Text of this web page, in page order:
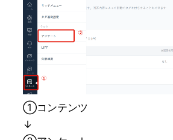
①コンテンツ
↓